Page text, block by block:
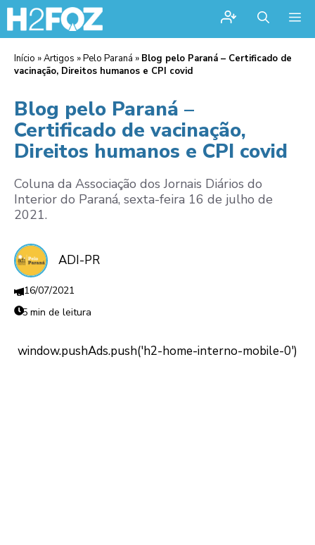
Início »Artigos »Pelo Paraná » Blog pelo Paraná – Certificado de
vacinação, Direitos humanos e CPI covid
Blog pelo Paraná –
Certificado de vacinação,
Direitos humanos e CPI covid
Coluna da Associação dos Jornais Diários do
Interior do Paraná, sexta-feira 16 de julho de
2021.
ADI-PR
16/07/2021
5 min de leitura